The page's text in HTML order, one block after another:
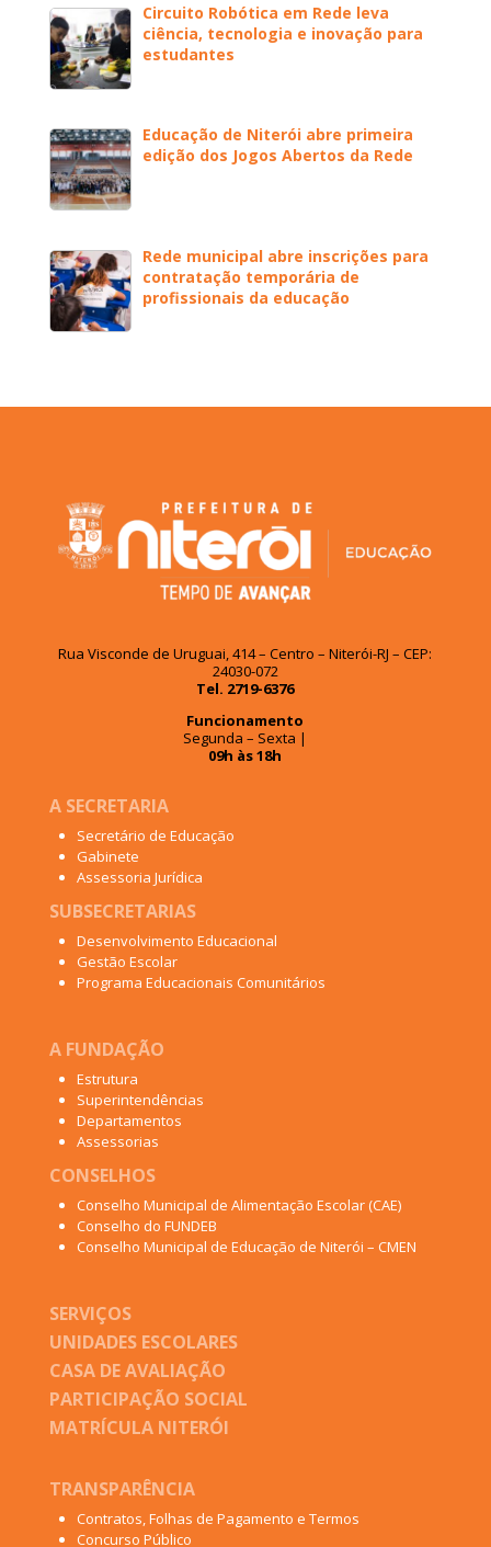
Circuito Robótica em Rede leva
ciência, tecnologia e inovação para
estudantes
Educação de Niterói abre primeira
edição dos Jogos Abertos da Rede
Rede municipal abre inscrições para
contratação temporária de
profissionais da educação
Rua Visconde de Uruguai, 414 – Centro – Niterói-RJ – CEP:
24030-072
Tel. 2719-6376
Funcionamento
Segunda – Sexta |
09h às 18h
A SECRETARIA
Secretário de Educação
Gabinete
Assessoria Jurídica
SUBSECRETARIAS
Desenvolvimento Educacional
Gestão Escolar
Programa Educacionais Comunitários
A FUNDAÇÃO
Estrutura
Superintendências
Departamentos
Assessorias
CONSELHOS
Conselho Municipal de Alimentação Escolar (CAE)
Conselho do FUNDEB
Conselho Municipal de Educação de Niterói – CMEN
SERVIÇOS
UNIDADES ESCOLARES
CASA DE AVALIAÇÃO
PARTICIPAÇÃO SOCIAL
MATRÍCULA NITERÓI
TRANSPARÊNCIA
Contratos, Folhas de Pagamento e Termos
Concurso Público